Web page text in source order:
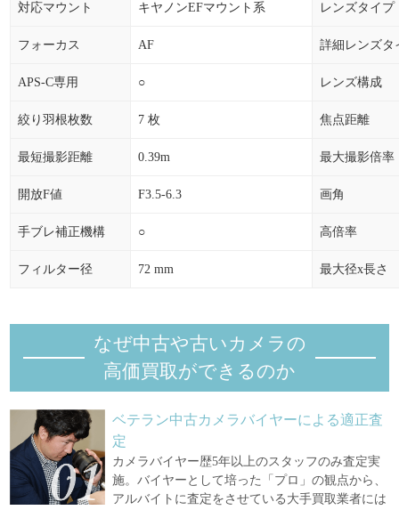
対応マウント キヤノンEFマウント系 レンズタイプ
フォーカス AF 詳細レンズタ
APS-C専用 ○ レンズ構成
絞り羽根枚数 7 枚 焦点距離
最短撮影距離 0.39m 最大撮影倍率
開放F値 F3.5-6.3 画角
手ブレ補正機構 ○ 高倍率
フィルター径 72 mm 最大径x長さ
なぜ中古や古いカメラの
高価買取ができるのか
ベテラン中古カメラバイヤーによる適正査
定
カメラバイヤー歴5年以上のスタッフのみ査定実
施。バイヤーとして培った「プロ」の観点から、
アルバイトに査定をさせている大手買取業者には